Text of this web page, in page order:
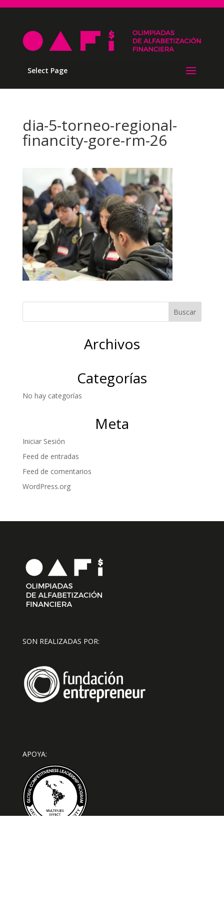
Select Page
dia-5-torneo-regional-
financity-gore-rm-26
Archivos
Categorías
No hay categorías
Meta
Iniciar Sesión
Feed de entradas
Feed de comentarios
WordPress.org
SON REALIZADAS POR:
APOYA: